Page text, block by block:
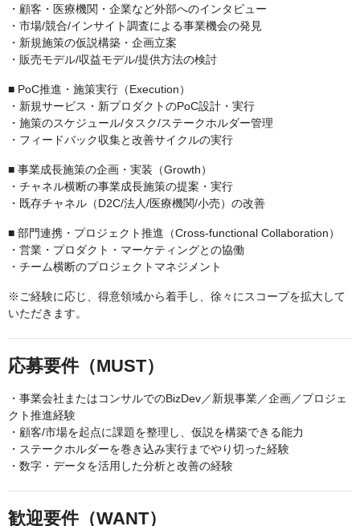
・顧客・医療機関・企業など外部へのインタビュー
・市場/競合/インサイト調査による事業機会の発見
・新規施策の仮説構築・企画立案
・販売モデル/収益モデル/提供方法の検討
■ PoC推進・施策実行（Execution）
・新規サービス・新プロダクトのPoC設計・実行
・施策のスケジュール/タスク/ステークホルダー管理
・フィードバック収集と改善サイクルの実行
■ 事業成長施策の企画・実装（Growth）
・チャネル横断の事業成長施策の提案・実行
・既存チャネル（D2C/法人/医療機関/小売）の改善
■ 部門連携・プロジェクト推進（Cross-functional Collaboration）
・営業・プロダクト・マーケティングとの協働
・チーム横断のプロジェクトマネジメント
※ご経験に応じ、得意領域から着手し、徐々にスコープを拡大して
いただきます。
応募要件（MUST）
・事業会社またはコンサルでのBizDev／新規事業／企画／プロジェ
クト推進経験
・顧客/市場を起点に課題を整理し、仮説を構築できる能力
・ステークホルダーを巻き込み実行までやり切った経験
・数字・データを活用した分析と改善の経験
歓迎要件（WANT）